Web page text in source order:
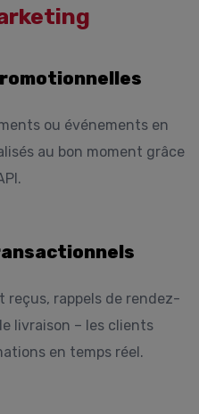
ou événements en
au bon moment grâce
reçus, rappels de rendez-
livraison – les clients
en temps réel.